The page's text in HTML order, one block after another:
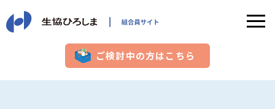
ご検討中の方はこちら